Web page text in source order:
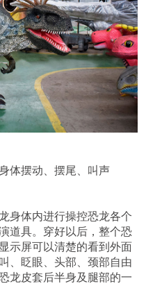
体摆动、摆尾、叫声
身体内进行操控恐龙各个
道具。穿好以后，整个恐
示屏可以清楚的看到外面
、眨眼、头部、颈部自由
龙皮套后半身及腿部的一